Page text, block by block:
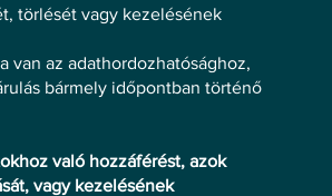
törlését vagy kezelésének
van az adathordozhatósághoz,
bármely időpontban történő
való hozzáférést, azok
vagy kezelésének